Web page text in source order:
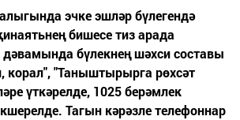
эчке эшләр бүлегендә
бишесе тиз арада
бүлекнең шәхси составы
корал", "Таныштырырга рөхсәт
үткәрелде, 1025 берәмлек
Тагын кәрәзле телефоннар